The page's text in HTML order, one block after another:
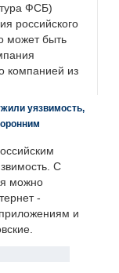
ФСБ)
российского
может быть
компанией из
уязвимость,
С
можно
-
и